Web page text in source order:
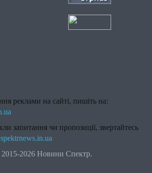
реклами на сайті, пишіть на:
запитання чи пропозиції, звертайтесь
2026 Новини Спектр.